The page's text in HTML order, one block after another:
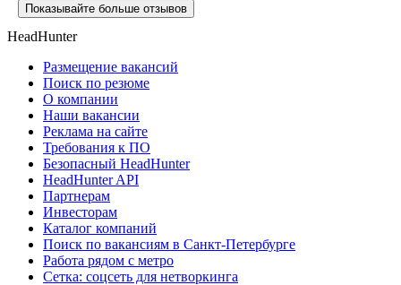
Показывайте больше отзывов
HeadHunter
Размещение вакансий
Поиск по резюме
О компании
Наши вакансии
Реклама на сайте
Требования к ПО
Безопасный HeadHunter
HeadHunter API
Партнерам
Инвесторам
Каталог компаний
Поиск по вакансиям в Санкт-Петербурге
Работа рядом с метро
Сетка: соцсеть для нетворкинга